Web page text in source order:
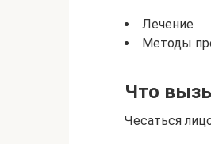
Лечение
Методы
Что
Чесаться